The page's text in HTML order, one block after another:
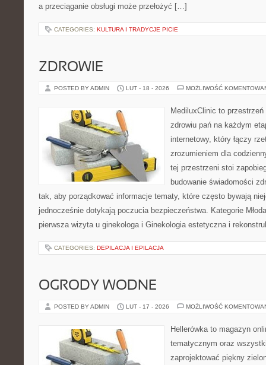
a przeciąganie obsługi może przełożyć […]
CATEGORIES: KULTURA I TRADYCJE PICIE
ZDROWIE
POSTED BY ADMIN LUT - 18 - 2026 MOŻLIWOŚĆ
MediluxClinic to
zdrowiu pań na każdym
internetowy, który łączy
zrozumieniem dla
tej przestrzeni stoi
budowanie świadomości
tak, aby porządkować informacje tematy, które często bywają
jednocześnie dotykają poczucia bezpieczeństwa. Kategorie
pierwsza wizyta u ginekologa i Ginekologia estetyczna i
CATEGORIES: DEPILACJA I EPILACJA
OGRODY WODNE
POSTED BY ADMIN LUT - 17 - 2026 MOŻLIWOŚĆ
Hellerówka to magazyn
tematycznym oraz
zaprojektować piękny